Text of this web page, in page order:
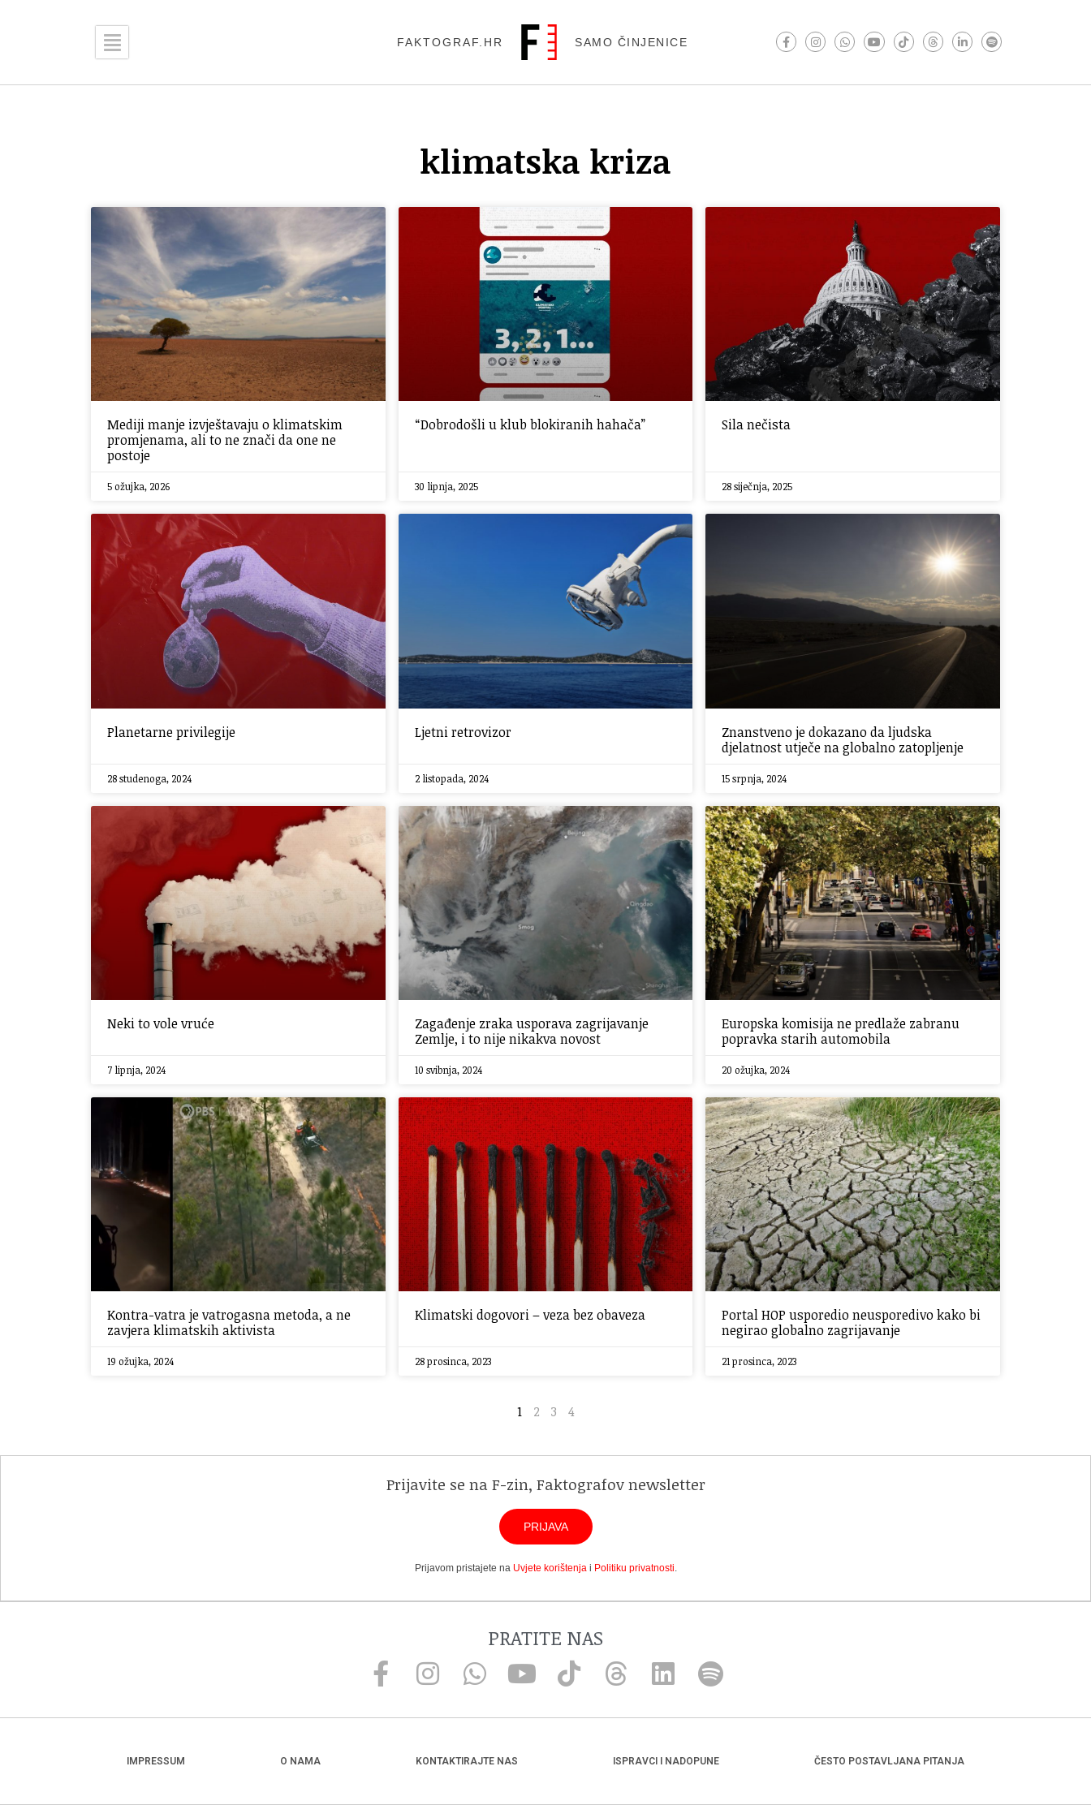
FAKTOGRAF.HR SAMO ČINJENICE
klimatska kriza
Mediji manje izvještavaju o klimatskim
promjenama, ali to ne znači da one ne
postoje
5 ožujka, 2026
“Dobrodošli u klub blokiranih hahača”
30 lipnja, 2025
Sila nečista
28 siječnja, 2025
Planetarne privilegije
28 studenoga, 2024
Ljetni retrovizor
2 listopada, 2024
Znanstveno je dokazano da ljudska
djelatnost utječe na globalno zatopljenje
15 srpnja, 2024
Neki to vole vruće
7 lipnja, 2024
Zagađenje zraka usporava zagrijavanje
Zemlje, i to nije nikakva novost
10 svibnja, 2024
Europska komisija ne predlaže zabranu
popravka starih automobila
20 ožujka, 2024
Kontra-vatra je vatrogasna metoda, a ne
zavjera klimatskih aktivista
19 ožujka, 2024
Klimatski dogovori – veza bez obaveza
28 prosinca, 2023
Portal HOP usporedio neusporedivo kako bi
negirao globalno zagrijavanje
21 prosinca, 2023
1 2 3 4
Prijavite se na F-zin, Faktografov newsletter
PRIJAVA
Prijavom pristajete na Uvjete korištenjai Politiku privatnosti.
PRATITE NAS
IMPRESSUM O NAMA KONTAKTIRAJTE NAS ISPRAVCI I NADOPUNE ČESTO POSTAVLJANA PITANJA